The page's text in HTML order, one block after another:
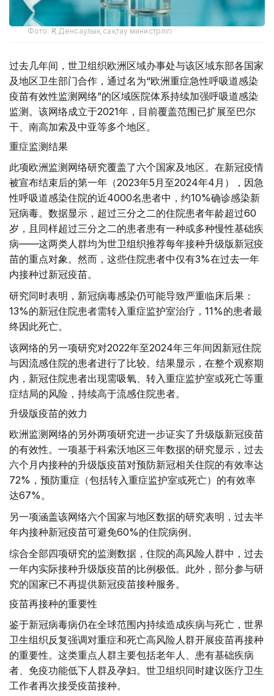
Фото: ҚР Денсаулық сақтау министрлігі
过去几年间，世卫组织欧洲区域办事处与该区域东部各国家
及地区卫生部门合作，通过名为“欧洲重症急性呼吸道感染
疫苗有效性监测网络”的区域医院体系持续加强呼吸道感染
监测。该网络成立于2021年，目前覆盖范围已扩展至巴尔
干、南高加索及中亚等多个地区。
重症监测结果
此项欧洲监测网络研究覆盖了六个国家及地区。在新冠疫情
被宣布结束后的第一年（2023年5月至2024年4月），因急
性呼吸道感染住院的近4000名患者中，约10%确诊感染新
冠病毒。数据显示，超过三分之二的住院患者年龄超过60
岁，且同样超过三分之二的患者患有一种或多种慢性基础疾
病——这两类人群均为世卫组织推荐每年接种升级版新冠疫
苗的重点对象。然而，这些住院患者中仅有3%在过去一年
内接种过新冠疫苗。
研究同时表明，新冠病毒感染仍可能导致严重临床后果：
13%的新冠住院患者需转入重症监护室治疗，11%的患者最
终因此死亡。
该网络的另一项研究对2022年至2024年三年间因新冠住院
与因流感住院的患者进行了比较。结果显示，在整个观察期
内，新冠住院患者出现需吸氧、转入重症监护室或死亡等重
症结局的风险，持续高于流感住院患者。
升级版疫苗的效力
欧洲监测网络的另外两项研究进一步证实了升级版新冠疫苗
的有效性。一项基于科索沃地区三年数据的研究显示，过去
六个月内接种的升级版疫苗对预防新冠相关住院的有效率达
72%，预防重症（包括转入重症监护室或死亡）的有效率
达67%。
另一项涵盖该网络六个国家与地区数据的研究表明，过去半
年内接种新冠疫苗可避免60%的住院病例。
综合全部四项研究的监测数据，住院的高风险人群中，过去
一年内实际接种升级版疫苗的比例极低。此外，部分参与研
究的国家已不再提供新冠疫苗接种服务。
疫苗再接种的重要性
鉴于新冠病毒病仍在全球范围内持续造成疾病与死亡，世界
卫生组织反复强调对重症和死亡高风险人群开展疫苗再接种
的重要性。这类重点人群主要包括老年人、患有基础疾病
者、免疫功能低下人群及孕妇。世卫组织同时建议医疗卫生
工作者再次接受疫苗接种。